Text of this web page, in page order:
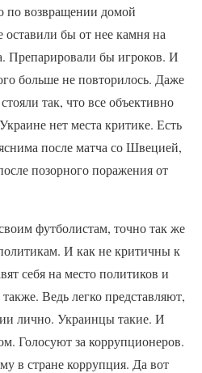
по возвращении домой
бы от нее камня на
Препарировали бы игроков. И
больше не повторилось. Даже
так, что все объективно
нет места критике. Есть
после матча со Швецией,
позорного поражения от
футболистам, точно так же
И как не критичны к
себя на место политиков и
Ведь легко представляют,
лично. Украинцы такие. И
Голосуют за коррупционеров.
в стране коррупция. Да вот